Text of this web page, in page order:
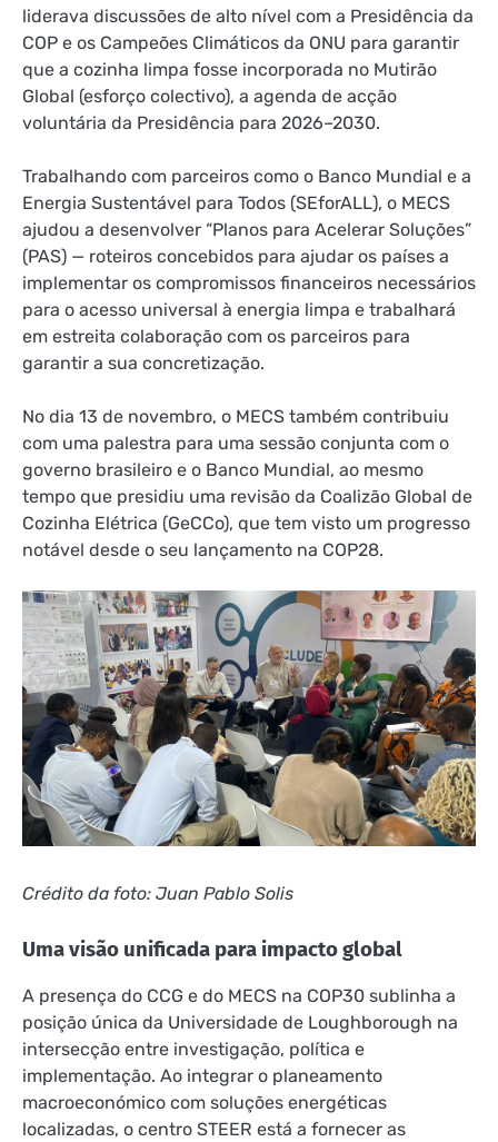
liderava discussões de alto nível com a Presidência da
COP e os Campeões Climáticos da ONU para garantir
que a cozinha limpa fosse incorporada no Mutirão
Global (esforço colectivo), a agenda de acção
voluntária da Presidência para 2026–2030.
Trabalhando com parceiros como o Banco Mundial e a
Energia Sustentável para Todos (SEforALL), o MECS
ajudou a desenvolver “Planos para Acelerar Soluções”
(PAS) — roteiros concebidos para ajudar os países a
implementar os compromissos financeiros necessários
para o acesso universal à energia limpa e trabalhará
em estreita colaboração com os parceiros para
garantir a sua concretização.
No dia 13 de novembro, o MECS também contribuiu
com uma palestra para uma sessão conjunta com o
governo brasileiro e o Banco Mundial, ao mesmo
tempo que presidiu uma revisão da Coalizão Global de
Cozinha Elétrica (GeCCo), que tem visto um progresso
notável desde o seu lançamento na COP28.
Crédito da foto: Juan Pablo Solis
Uma visão unificada para impacto global
A presença do CCG e do MECS na COP30 sublinha a
posição única da Universidade de Loughborough na
intersecção entre investigação, política e
implementação. Ao integrar o planeamento
macroeconómico com soluções energéticas
localizadas, o centro STEER está a fornecer as